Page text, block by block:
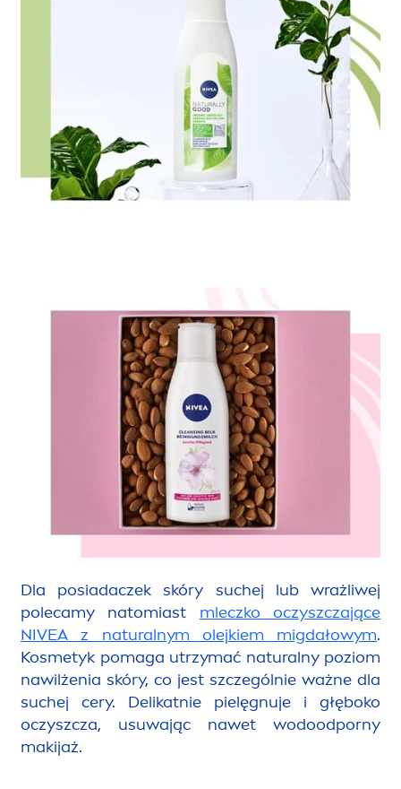
Dla posiadaczek skóry suchej lub wrażliwej
polecamy natomiast mleczko oczyszczające
NIVEA z naturalnym olejkiem migdałowym.
Kosmetyk pomaga utrzymać naturalny poziom
nawilżenia skóry, co jest szczególnie ważne dla
suchej cery. Delikatnie pielęgnuje i głęboko
oczyszcza, usuwając nawet wodoodporny
makijaż.